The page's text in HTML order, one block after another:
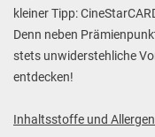
kleiner Tipp:
Denn neben
stets unwiderstehliche
entdecken!
Inhaltsstoffe und